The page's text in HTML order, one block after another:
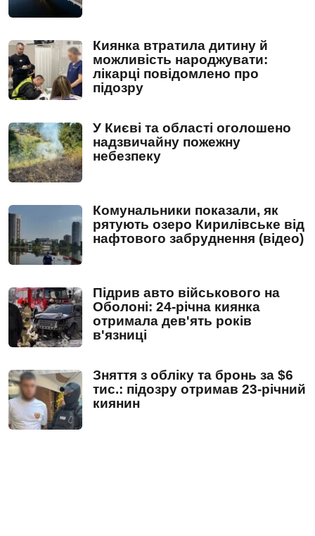
Киянка втратила дитину й
можливість народжувати:
лікарці повідомлено про
підозру
У Києві та області оголошено
надзвичайну пожежну
небезпеку
Комунальники показали, як
рятують озеро Кирилівське від
нафтового забруднення (відео)
Підрив авто військового на
Оболоні: 24-річна киянка
отримала дев'ять років
в'язниці
Зняття з обліку та бронь за $6
тис.: підозру отримав 23-річний
киянин